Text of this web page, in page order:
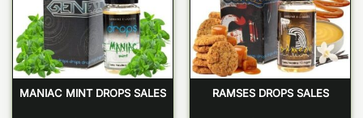
MANIAC MINT DROPS SALES RAMSES DROPS SALES